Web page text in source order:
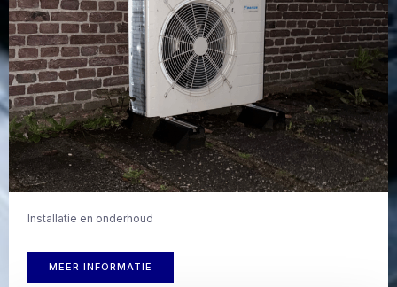
Installatie en onderhoud
MEER INFORMATIE